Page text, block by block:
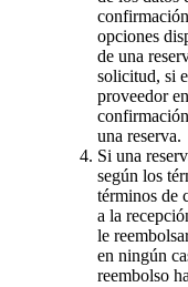
opciones
de una
solicitud, si
proveedor
una reserva.
Si una
según los
términos de
a la
le
en ningún
reembolso